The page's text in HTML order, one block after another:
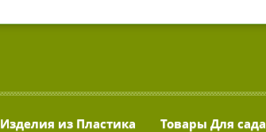
Изделия из Пластика Товары Для сада